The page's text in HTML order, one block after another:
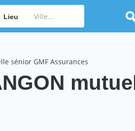
Lieu
sénior GMF Assurances